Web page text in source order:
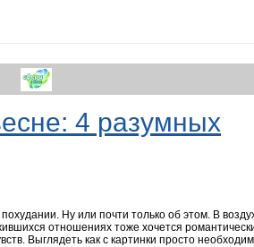
4 разумных
Ну или почти только об этом. В
отношениях тоже хочется
Выглядеть как с картинки просто